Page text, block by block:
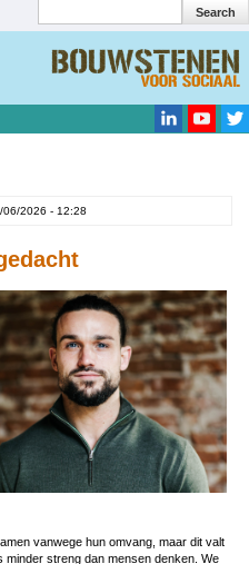
Search
06/2026 - 12:28
vanwege hun omvang, maar dit valt
minder streng dan mensen denken. We